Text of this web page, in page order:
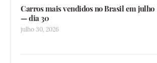
Carros mais vendidos no Brasil em julho
— dia 30
julho 30, 2026